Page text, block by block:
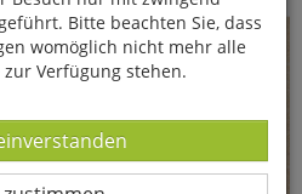
Bitte beachten Sie, dass
womöglich nicht mehr alle
Verfügung stehen.
-